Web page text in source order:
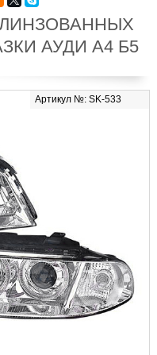
АУДИ А4 Б5
Артикул №: SK-533